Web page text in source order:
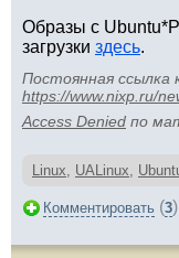
Образы с
загрузки здесь.
Постоянная ссылка
https://www.nixp.ru/
Access Denied по
Linux, UALinux,
Комментировать (3)